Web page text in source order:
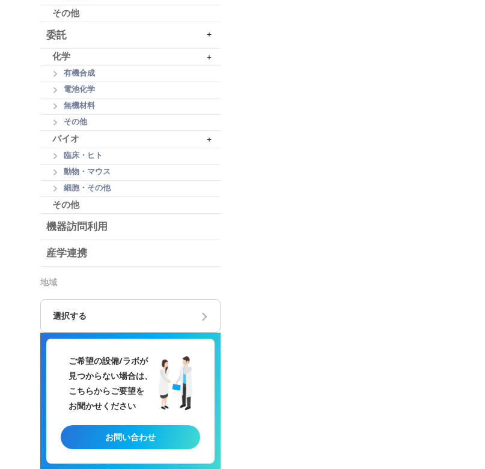
その他
委託 +
化学 +
有機合成
電池化学
無機材料
その他
バイオ +
臨床・ヒト
動物・マウス
細胞・その他
その他
機器訪問利用
産学連携
地域
選択する
ご希望の設備/ラボが
見つからない場合は、
こちらからご要望を
お聞かせください
お問い合わせ